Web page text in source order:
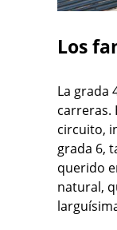
Los
La grada
carreras.
circuito,
grada 6,
querido
natural,